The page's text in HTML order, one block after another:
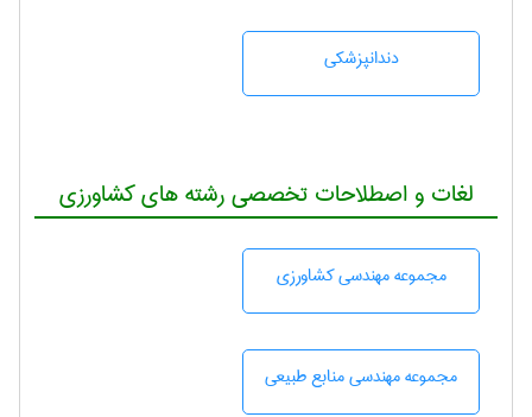
دندانپزشكی
لغات و اصطلاحات تخصصی رشته های کشاورزی
مجموعه مهندسی كشاورزی
مجموعه مهندسی منابع طبيعی